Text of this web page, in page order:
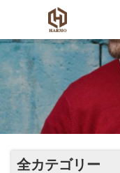
全カテゴリー